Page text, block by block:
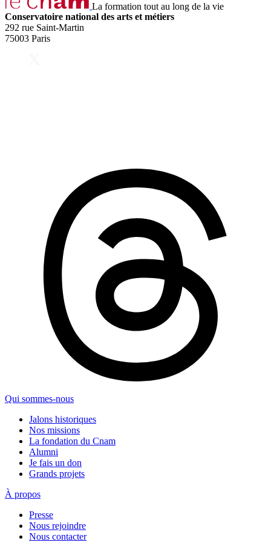
La formation tout au long de la vie
Conservatoire national des arts et métiers
292 rue Saint-Martin
75003 Paris
Qui sommes-nous
Jalons historiques
Nos missions
La fondation du Cnam
Alumni
Je fais un don
Grands projets
À propos
Presse
Nous rejoindre
Nous contacter